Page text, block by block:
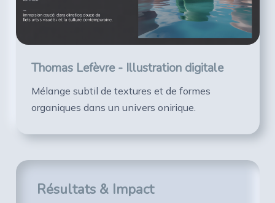
Thomas Lefèvre - Illustration digitale
Mélange subtil de textures et de formes
organiques dans un univers onirique.
Résultats & Impact